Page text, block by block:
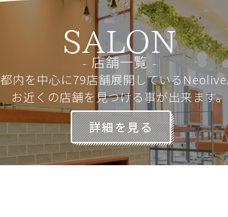
SALON
店舗一覧
都内を中心に79店舗展開している
お近くの店舗を見つける事が出来ます。
詳細を見る